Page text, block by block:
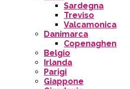
Sardegna
Treviso
Valcamonica
Danimarca
Copenaghen
Belgio
Irlanda
Parigi
Giappone